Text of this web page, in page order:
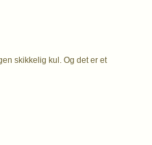
skikkelig kul. Og det er et